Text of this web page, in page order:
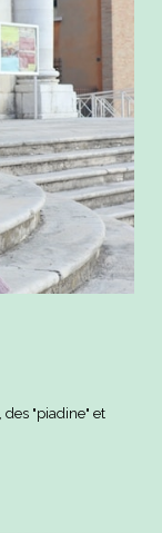
"piadine" et